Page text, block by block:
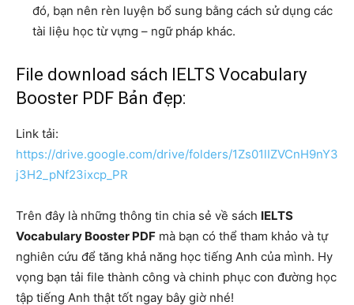
đó, bạn nên rèn luyện bổ sung bằng cách sử dụng các
tài liệu học từ vựng – ngữ pháp khác.
File download sách IELTS Vocabulary
Booster PDF Bản đẹp:
Link tải:
https://drive.google.com/drive/folders/1Zs01lIZVCnH9nY3
j3H2_pNf23ixcp_PR
Trên đây là những thông tin chia sẻ về sách IELTS
Vocabulary Booster PDF mà bạn có thể tham khảo và tự
nghiên cứu để tăng khả năng học tiếng Anh của mình. Hy
vọng bạn tải file thành công và chinh phục con đường học
tập tiếng Anh thật tốt ngay bây giờ nhé!